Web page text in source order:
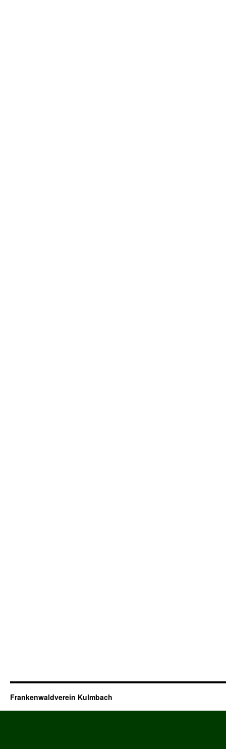
Frankenwaldverein Kulmbach